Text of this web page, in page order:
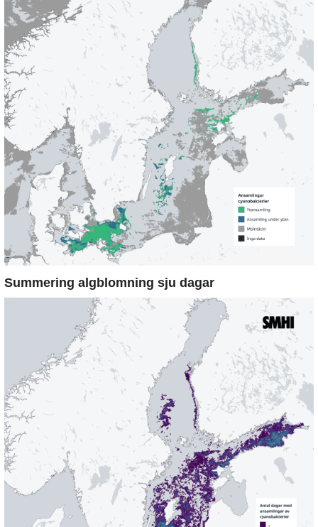
Summering algblomning sju dagar